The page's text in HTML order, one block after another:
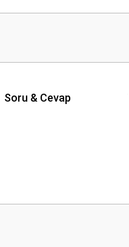
Soru & Cevap